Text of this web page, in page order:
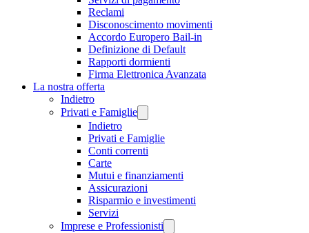
Reclami
Disconoscimento movimenti
Accordo Europero Bail-in
Definizione di Default
Rapporti dormienti
Firma Elettronica Avanzata
La nostra offerta
Indietro
Privati e Famiglie
Indietro
Privati e Famiglie
Conti correnti
Carte
Mutui e finanziamenti
Assicurazioni
Risparmio e investimenti
Servizi
Imprese e Professionisti